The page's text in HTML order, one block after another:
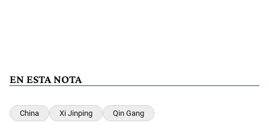
EN ESTA NOTA
China Xi Jinping Qin Gang